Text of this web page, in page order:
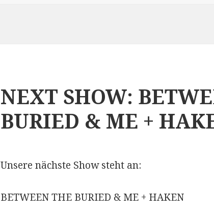
NEXT SHOW:
BURIED & ME +
Unsere nächste Show steht an:
BETWEEN THE BURIED & ME + HAKEN